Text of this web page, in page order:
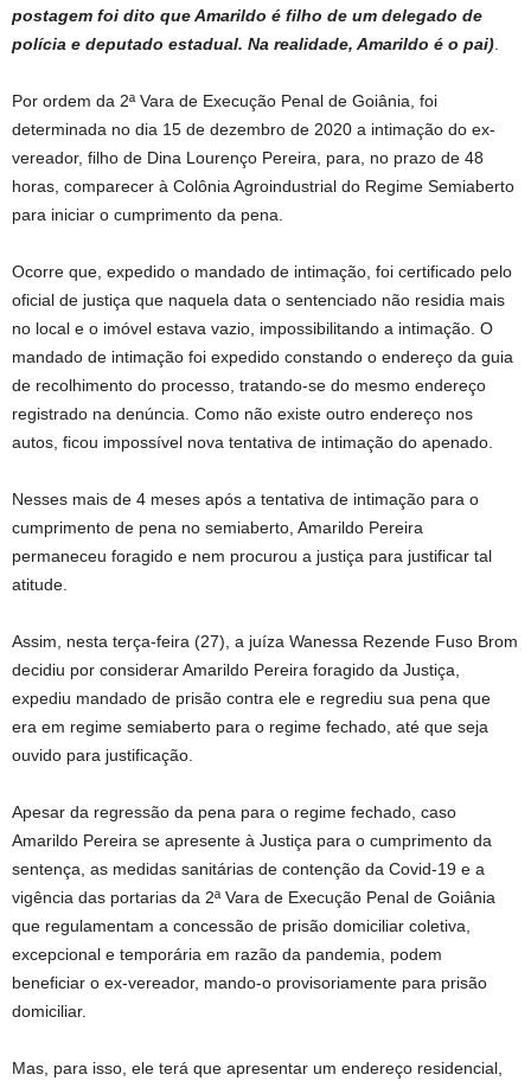
postagem foi dito que Amarildo é filho de um delegado de
polícia e deputado estadual. Na realidade, Amarildo é o pai)
Por ordem da 2ª Vara de Execução Penal de Goiânia, foi
determinada no dia 15 de dezembro de 2020 a intimação do ex-
vereador, filho de Dina Lourenço Pereira, para, no prazo de 48
horas, comparecer à Colônia Agroindustrial do Regime Semiaberto
para iniciar o cumprimento da pena.
Ocorre que, expedido o mandado de intimação, foi certificado pelo
oficial de justiça que naquela data o sentenciado não residia mais
no local e o imóvel estava vazio, impossibilitando a intimação. O
mandado de intimação foi expedido constando o endereço da guia
de recolhimento do processo, tratando-se do mesmo endereço
registrado na denúncia. Como não existe outro endereço nos
autos, ficou impossível nova tentativa de intimação do apenado.
Nesses mais de 4 meses após a tentativa de intimação para o
cumprimento de pena no semiaberto, Amarildo Pereira
permaneceu foragido e nem procurou a justiça para justificar tal
atitude.
Assim, nesta terça-feira (27), a juíza Wanessa Rezende Fuso Brom
decidiu por considerar Amarildo Pereira foragido da Justiça,
expediu mandado de prisão contra ele e regrediu sua pena que
era em regime semiaberto para o regime fechado, até que seja
ouvido para justificação.
Apesar da regressão da pena para o regime fechado, caso
Amarildo Pereira se apresente à Justiça para o cumprimento da
sentença, as medidas sanitárias de contenção da Covid-19 e a
vigência das portarias da 2ª Vara de Execução Penal de Goiânia
que regulamentam a concessão de prisão domiciliar coletiva,
excepcional e temporária em razão da pandemia, podem
beneficiar o ex-vereador, mando-o provisoriamente para prisão
domiciliar.
Mas, para isso, ele terá que apresentar um endereço residencial,